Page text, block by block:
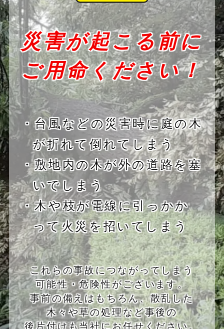
災害が起こる前に
ご用命ください！
・台風などの災害時に庭の木
が折れて倒れてしまう
・敷地内の木が外の道路を塞
いでしまう
・木や枝が電線に引っかか
って火災を招いてしまう
これらの事故につながってしまう
可能性・危険性がございます。
事前の備えはもちろん、散乱した
木々や草の処理など事後の
後片付けも当社にお任せください。